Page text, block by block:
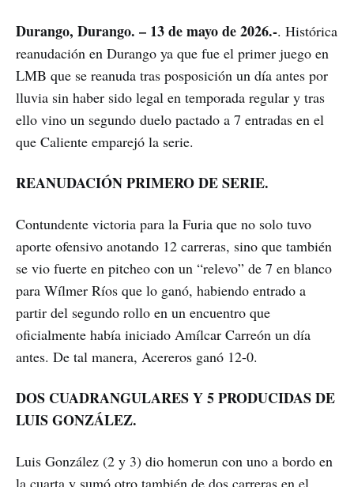
Durango, Durango. – 13 de mayo de 2026.-. Histórica
reanudación en Durango ya que fue el primer juego en
LMB que se reanuda tras posposición un día antes por
lluvia sin haber sido legal en temporada regular y tras
ello vino un segundo duelo pactado a 7 entradas en el
que Caliente emparejó la serie.
REANUDACIÓN PRIMERO DE SERIE.
Contundente victoria para la Furia que no solo tuvo
aporte ofensivo anotando 12 carreras, sino que también
se vio fuerte en pitcheo con un “relevo” de 7 en blanco
para Wílmer Ríos que lo ganó, habiendo entrado a
partir del segundo rollo en un encuentro que
oficialmente había iniciado Amílcar Carreón un día
antes. De tal manera, Acereros ganó 12-0.
DOS CUADRANGULARES Y 5 PRODUCIDAS DE
LUIS GONZÁLEZ.
Luis González (2 y 3) dio homerun con uno a bordo en
la cuarta y sumó otro también de dos carreras en el